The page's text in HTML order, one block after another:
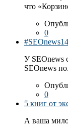
что
0
У SEOnews
SEOnews
0
5 книг от
А ваша